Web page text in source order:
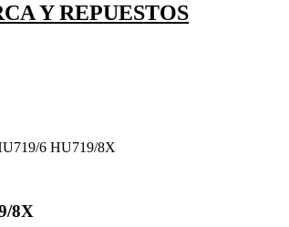
Y REPUESTOS
6 HU719/8X
8X